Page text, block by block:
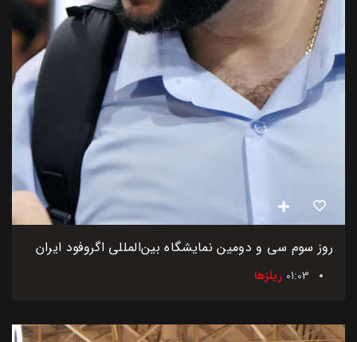
روز سوم سی و دومین نمایشگاه بین‌المللی اگروفود ایران
01:03 ریلزها